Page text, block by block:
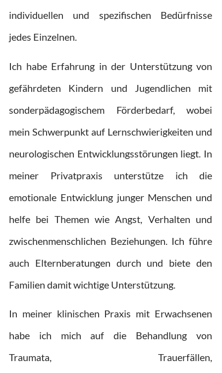
individuellen und spezifischen Bedürfnisse
jedes Einzelnen.
Ich habe Erfahrung in der Unterstützung von
gefährdeten Kindern und Jugendlichen mit
sonderpädagogischem Förderbedarf, wobei
mein Schwerpunkt auf Lernschwierigkeiten und
neurologischen Entwicklungsstörungen liegt. In
meiner Privatpraxis unterstütze ich die
emotionale Entwicklung junger Menschen und
helfe bei Themen wie Angst, Verhalten und
zwischenmenschlichen Beziehungen. Ich führe
auch Elternberatungen durch und biete den
Familien damit wichtige Unterstützung.
In meiner klinischen Praxis mit Erwachsenen
habe ich mich auf die Behandlung von
Traumata, Trauerfällen,